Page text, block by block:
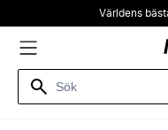
Världens